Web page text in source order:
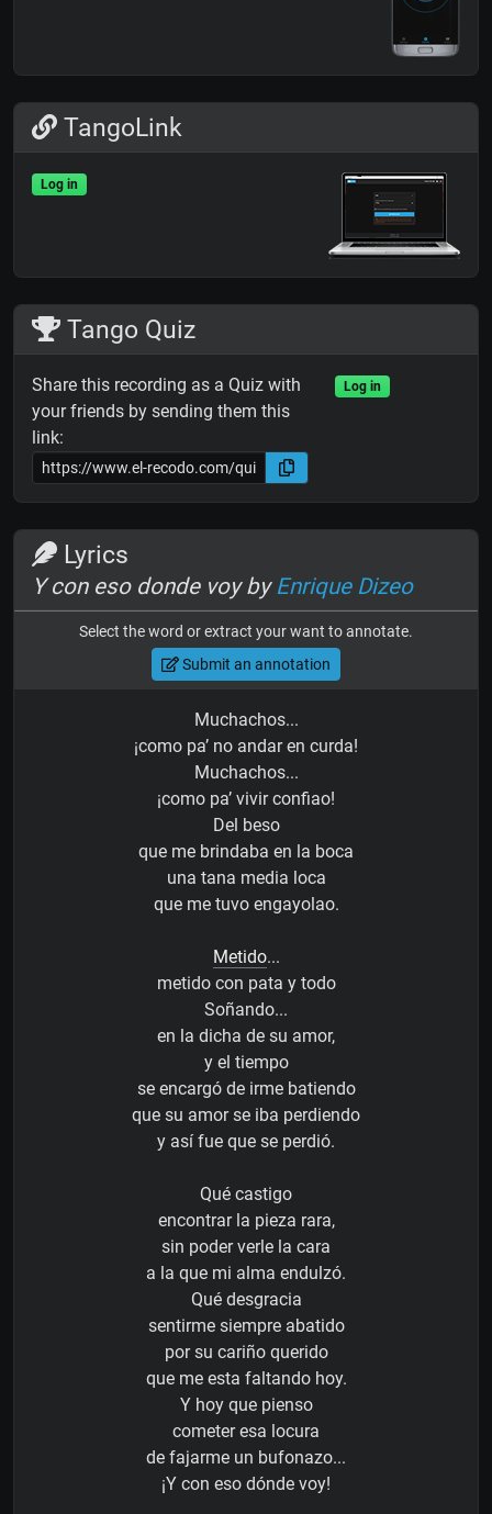
TangoLink
Log in
Tango Quiz
Share this recording as a Quiz with
your friends by sending them this
link:
Log in
Lyrics
Y con eso donde voy byEnrique Dizeo
Select the word or extract your want to annotate.
Submit an annotation
Muchachos...
¡como pa’ no andar en curda!
Muchachos...
¡como pa’ vivir confiao!
Del beso
que me brindaba en la boca
una tana media loca
que me tuvo engayolao.
Metido...
metido con pata y todo
Soñando...
en la dicha de su amor,
y el tiempo
se encargó de irme batiendo
que su amor se iba perdiendo
y así fue que se perdió.
Qué castigo
encontrar la pieza rara,
sin poder verle la cara
a la que mi alma endulzó.
Qué desgracia
sentirme siempre abatido
por su cariño querido
que me esta faltando hoy.
Y hoy que pienso
cometer esa locura
de fajarme un bufonazo...
¡Y con eso dónde voy!